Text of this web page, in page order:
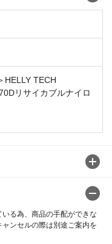
HELLY TECH
リサイカブルナイロ
る為、商品の手配ができな
ンセルの際は別途ご案内を